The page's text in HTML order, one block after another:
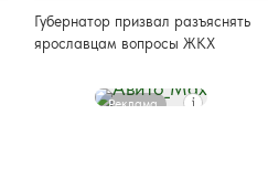
Губернатор призвал разъяснять
ярославцам вопросы ЖКХ
Реклама